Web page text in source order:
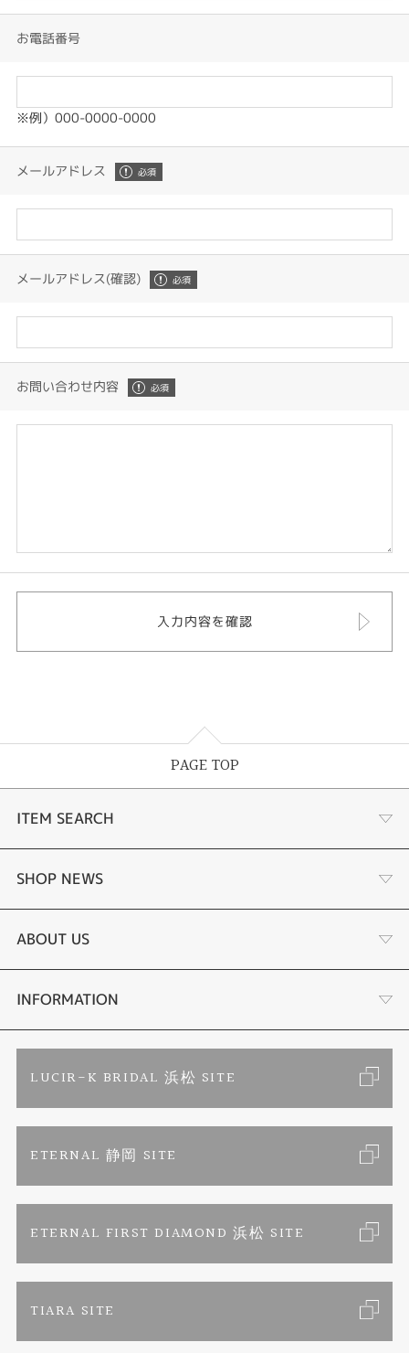
お電話番号
※例）000-0000-0000
メールアドレス
メールアドレス(確認)
お問い合わせ内容
PAGE TOP
ITEM SEARCH
あこや真珠
黒蝶真珠
時計
色石
ジュエリーリフォーム
婚約指輪
Savon de Bijoux
Savon de Bijoux化粧石鹸
SHOP NEWS
個性溢れる色石の魅力
YouTube ルシルケイチャンネル
ブライダルリングサイト
ブランドリスト
ペンを拾うお姉さん
ABOUT US
店舗情報・会社概要
お客様の声
INFORMATION
特定商取引に関する表記
LUCIR-K BRIDAL 浜松 SITE
ETERNAL 静岡 SITE
ETERNAL FIRST DIAMOND 浜松 SITE
TIARA SITE